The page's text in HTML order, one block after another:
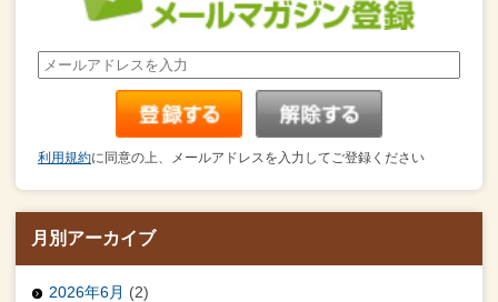
利用規約に同意の上、メールアドレスを入力してご登録ください
月別アーカイブ
2026年6月 (2)